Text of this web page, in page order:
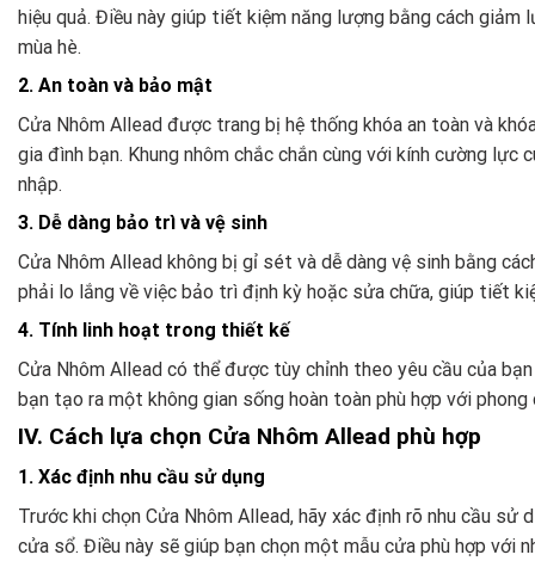
hiệu quả. Điều này giúp tiết kiệm năng lượng bằng cách giảm
mùa hè.
2. An toàn và bảo mật
Cửa Nhôm Allead được trang bị hệ thống khóa an toàn và
gia đình bạn. Khung nhôm chắc chắn cùng với kính cường lực
nhập.
3. Dễ dàng bảo trì và vệ sinh
Cửa Nhôm Allead không bị gỉ sét và dễ dàng vệ sinh bằng
phải lo lắng về việc bảo trì định kỳ hoặc sửa chữa, giúp tiết
4. Tính linh hoạt trong thiết kế
Cửa Nhôm Allead có thể được tùy chỉnh theo yêu cầu của
bạn tạo ra một không gian sống hoàn toàn phù hợp với phong
IV. Cách lựa chọn Cửa Nhôm Allead phù hợp
1. Xác định nhu cầu sử dụng
Trước khi chọn Cửa Nhôm Allead, hãy xác định rõ nhu cầu sử
cửa sổ. Điều này sẽ giúp bạn chọn một mẫu cửa phù hợp với